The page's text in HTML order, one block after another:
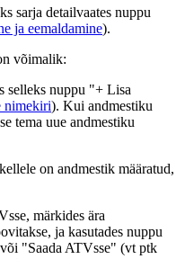
sarja detailvaates nuppu
ja eemaldamine).
võimalik:
selleks nuppu "+ Lisa
nimekiri). Kui andmestiku
tema uue andmestiku
on andmestik määratud,
märkides ära
ja kasutades nuppu
"Saada ATVsse" (vt ptk